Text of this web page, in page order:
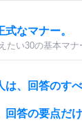
式なマナー。
たい30の基本マナ
は、回答のす
回答の要点だ